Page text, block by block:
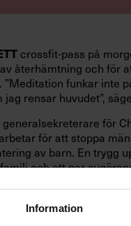
Information
crossfit-pass på
återhämtning och för
”Meditation funkar inte
rensar huvudet”,
generalsekreterare för
för att stoppa
av barn. En trygg
och ett par